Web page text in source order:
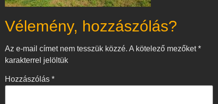
Vélemény, hozzászólás?
Az e-mail címet nem tesszük közzé. A kötelező mezőket*
karakterrel jelöltük
Hozzászólás *